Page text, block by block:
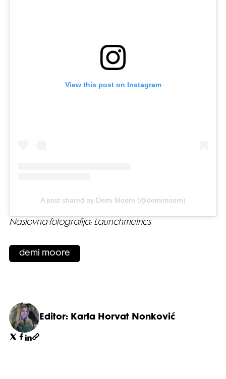
View this post on Instagram
A post shared by Demi Moore (@demimoore)
Naslovna fotografija: Launchmetrics
demi moore
Editor: Karla Horvat Nonković